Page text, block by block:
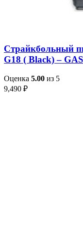
Страйкбольный
G18 ( Black) –
Оценка 5.00 из 5
9,490 ₽